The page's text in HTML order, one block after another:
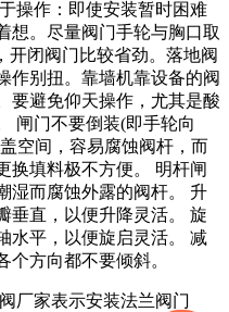
作：即使安装暂时困难
想。尽量阀门手轮与胸口取
开闭阀门比较省劲。落地阀
作别扭。靠墙机靠设备的阀
要避免仰天操作，尤其是酸
闸门不要倒装(即手轮向
空间，容易腐蚀阀杆，而
换填料极不方便。 明杆闸
湿而腐蚀外露的阀杆。 升
垂直，以便升降灵活。 旋
水平，以便旋启灵活。 减
个方向都不要倾斜。
家表示安装法兰阀门